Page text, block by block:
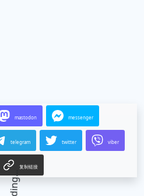
mastodon messenger
telegram twitter viber
复制链接